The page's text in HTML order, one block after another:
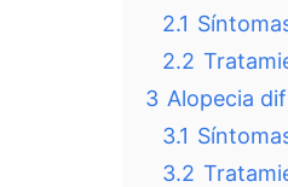
2.1
2.2
3 Alopecia
3.1
3.2